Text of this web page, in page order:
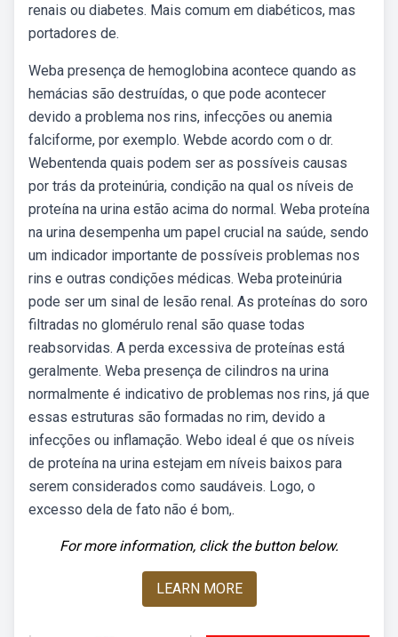
renais ou diabetes. Mais comum em diabéticos, mas
portadores de.
Weba presença de hemoglobina acontece quando as
hemácias são destruídas, o que pode acontecer
devido a problema nos rins, infecções ou anemia
falciforme, por exemplo. Webde acordo com o dr.
Webentenda quais podem ser as possíveis causas
por trás da proteinúria, condição na qual os níveis de
proteína na urina estão acima do normal. Weba proteína
na urina desempenha um papel crucial na saúde, sendo
um indicador importante de possíveis problemas nos
rins e outras condições médicas. Weba proteinúria
pode ser um sinal de lesão renal. As proteínas do soro
filtradas no glomérulo renal são quase todas
reabsorvidas. A perda excessiva de proteínas está
geralmente. Weba presença de cilindros na urina
normalmente é indicativo de problemas nos rins, já que
essas estruturas são formadas no rim, devido a
infecções ou inflamação. Webo ideal é que os níveis
de proteína na urina estejam em níveis baixos para
serem considerados como saudáveis. Logo, o
excesso dela de fato não é bom,.
For more information, click the button below.
LEARN MORE